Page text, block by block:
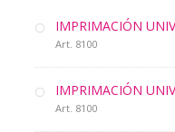
IMPRIMACIÓN
Art. 8100
IMPRIMACIÓN
Art. 8100